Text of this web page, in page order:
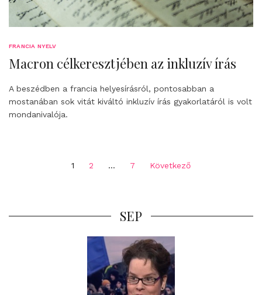
FRANCIA NYELV
Macron célkeresztjében az inkluzív írás
A beszédben a francia helyesírásról, pontosabban a
mostanában sok vitát kiváltó inkluzív írás gyakorlatáról is volt
mondanivalója.
Bejegyzések1 2 … 7 Következő
SEP